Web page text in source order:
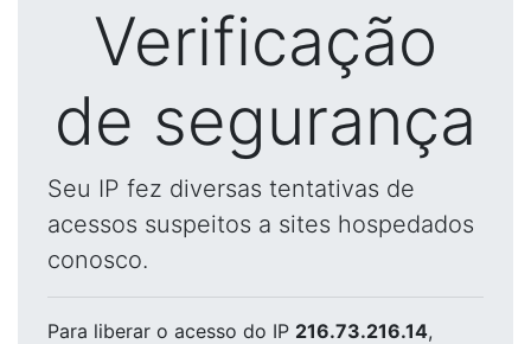
Verificação
de segurança
Seu IP fez diversas tentativas de
acessos suspeitos a sites hospedados
conosco.
Para liberar o acesso do IP 216.73.216.14,